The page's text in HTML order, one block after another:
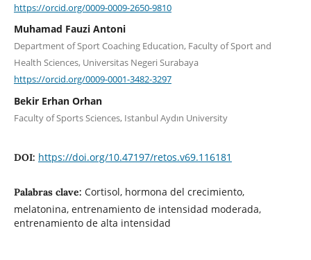
https://orcid.org/0009-0009-2650-9810
Muhamad Fauzi Antoni
Department of Sport Coaching Education, Faculty of Sport and
Health Sciences, Universitas Negeri Surabaya
https://orcid.org/0009-0001-3482-3297
Bekir Erhan Orhan
Faculty of Sports Sciences, Istanbul Aydın University
DOI: https://doi.org/10.47197/retos.v69.116181
Palabras clave: Cortisol, hormona del crecimiento,
melatonina, entrenamiento de intensidad moderada,
entrenamiento de alta intensidad